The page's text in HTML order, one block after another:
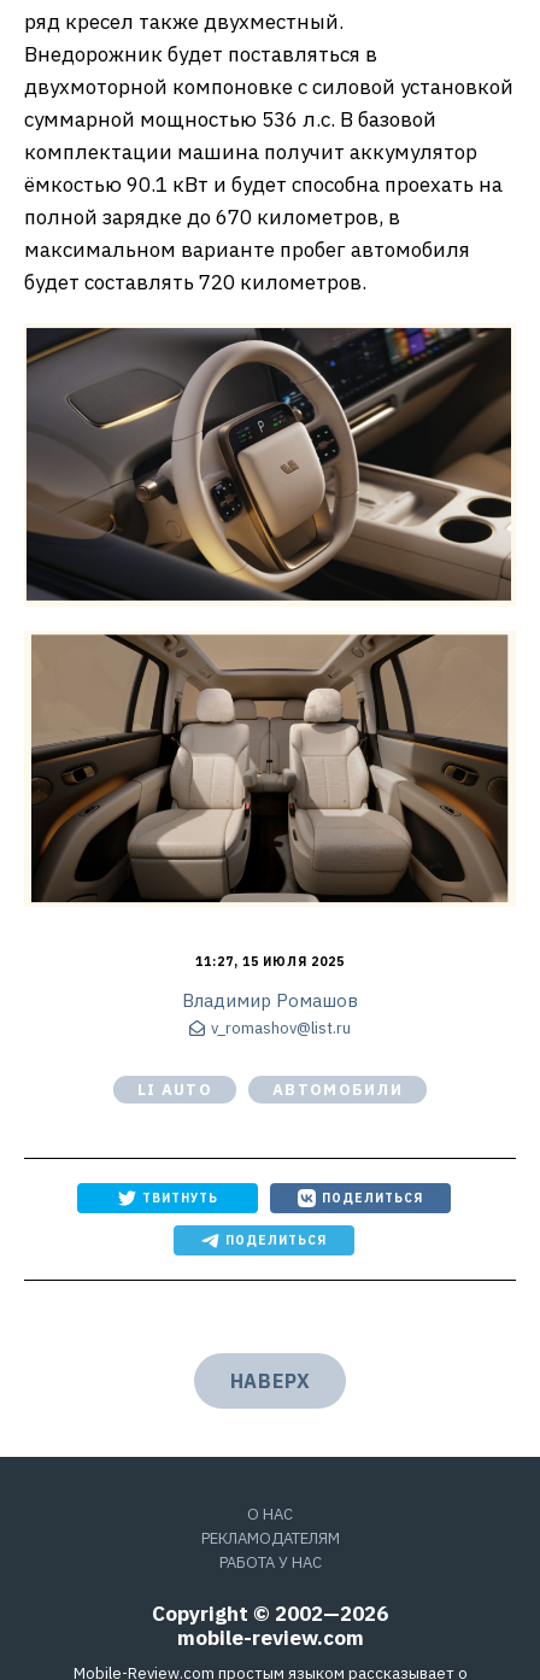
ряд кресел также двухместный.
Внедорожник будет поставляться в
двухмоторной компоновке с силовой установкой
суммарной мощностью 536 л.с. В базовой
комплектации машина получит аккумулятор
ёмкостью 90.1 кВт и будет способна проехать на
полной зарядке до 670 километров, в
максимальном варианте пробег автомобиля
будет составлять 720 километров.
11:27, 15 ИЮЛЯ 2025
Владимир Ромашов
v_romashov@list.ru
LI AUTO АВТОМОБИЛИ
ТВИТНУТЬ ПОДЕЛИТЬСЯ
ПОДЕЛИТЬСЯ
НАВЕРХ
О НАС
РЕКЛАМОДАТЕЛЯМ
РАБОТА У НАС
Copyright © 2002—2026
mobile-review.com
Mobile-Review.com простым языком рассказывает о